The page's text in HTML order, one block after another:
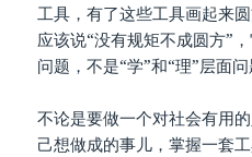
工具，有了这些工具画起来
应该说“没有规矩不成圆方”
问题，不是“学”和“理”层面问
不论是要做一个对社会有用
己想做成的事儿，掌握一套